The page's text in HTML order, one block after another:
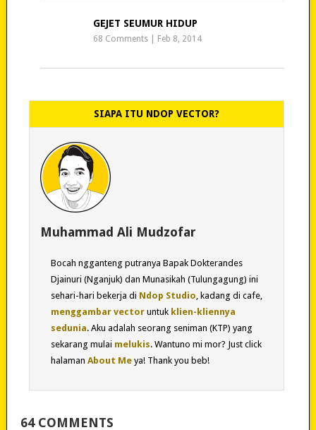
GEJET SEUMUR HIDUP
68 Comments Feb 8, 2014
SIAPA ITU NDOP VECTOR?
Muhammad Ali Mudzofar
Bocah ngganteng putranya Bapak Dokterandes
Djainuri (Nganjuk) dan Munasikah (Tulungagung) ini
sehari-hari bekerja di Ndop Studio , kadang di cafe,
menggambar vectoruntuk klien-kliennya
sedunia. Aku adalah seorang seniman (KTP) yang
sekarang mulai melukis. Wantuno mi mor? Just click
halaman About Meya! Thank you beb!
64 COMMENTS